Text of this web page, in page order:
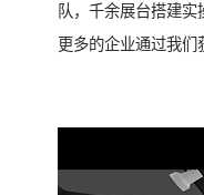
队，千余展台搭建
更多的企业通过我们